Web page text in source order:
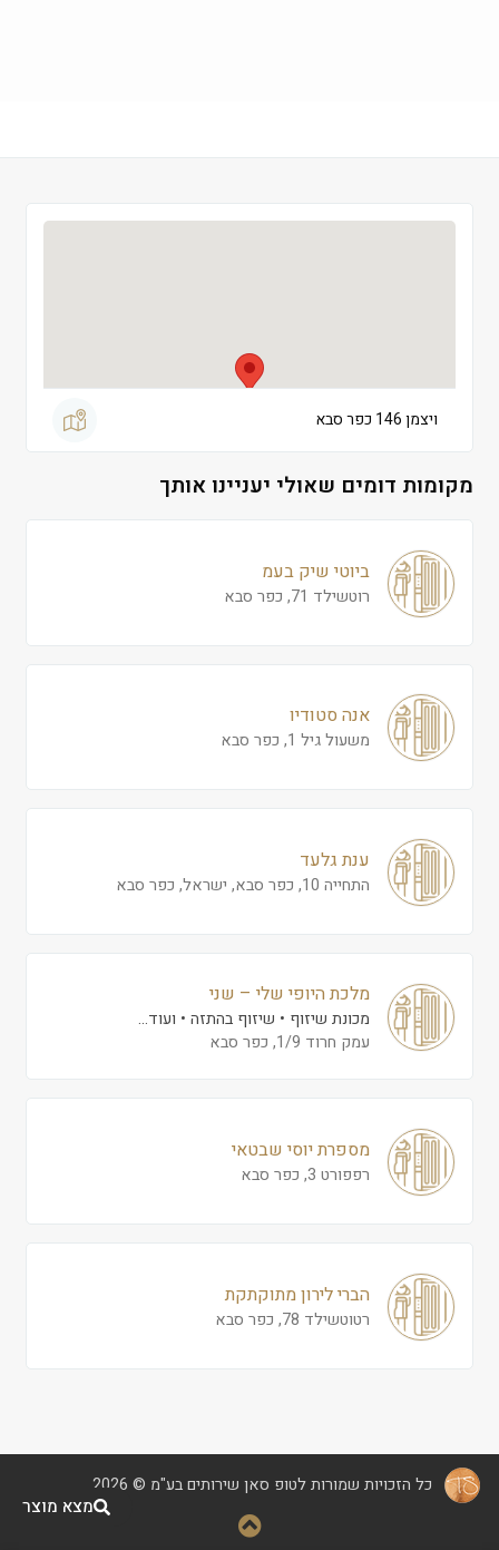
ויצמן 146 כפר סבא
מקומות דומים שאולי יעניינו אותך
ביוטי שיק בעמ
רוטשילד 71, כפר סבא
אנה סטודיו
משעול גיל 1, כפר סבא
ענת גלעד
התחייה 10, כפר סבא, ישראל, כפר סבא
מלכת היופי שלי – שני
מכונת שיזוף שיזוף בהתזה
ועוד...
עמק חרוד 1/9, כפר סבא
מספרת יוסי שבטאי
רפפורט 3, כפר סבא
הברי לירון מתוקתקת
רטוטשילד 78, כפר סבא
כל הזכויות שמורות לטופ סאן שירותים בע"מ © 2026
מצא מוצר